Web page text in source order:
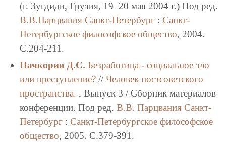
(г. Зугдиди, Грузия, 19–20 мая 2004 г.) Под ред.
В.В.Парцвания Санкт-Петербург: Санкт-
Петербургское философское общество, 2004.
C.204-211.
Пачкория Д.С. Безработица - социальное зло
или преступление?// Человек постсоветского
пространства. , Выпуск 3 / Сборник материалов
конференции. Под ред. В.В. Парцвания Санкт-
Петербург: Санкт-Петербургское философское
общество, 2005. C.379-391.